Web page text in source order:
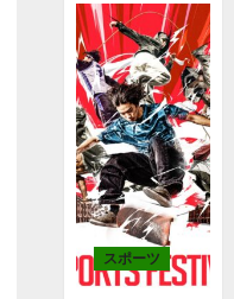
スポーツ